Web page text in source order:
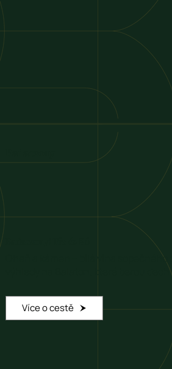
Oheň a kámen – bílá vína sopečného
výhledy na Balaton, které berou dech.
Více o cestě